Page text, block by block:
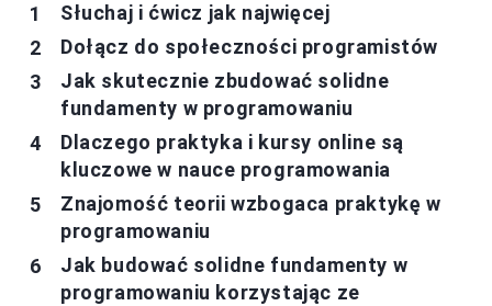
Słuchaj i ćwicz jak najwięcej
Dołącz do społeczności programistów
Jak skutecznie zbudować solidne
fundamenty w programowaniu
Dlaczego praktyka i kursy online są
kluczowe w nauce programowania
Znajomość teorii wzbogaca praktykę w
programowaniu
Jak budować solidne fundamenty w
programowaniu korzystając ze